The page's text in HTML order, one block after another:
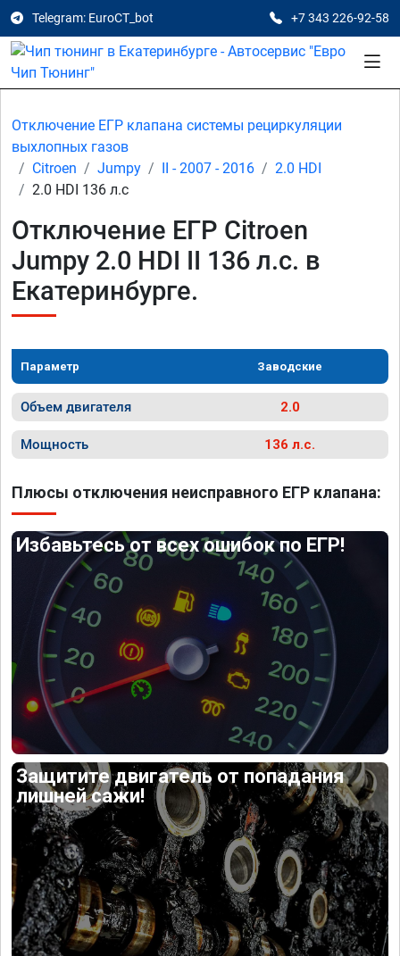
Telegram: EuroCT_bot +7 343 226-92-58
Отключение ЕГР клапана системы рециркуляции
выхлопных газов
Citroen
Jumpy II - 2007 - 2016
2.0 HDI
2.0 HDI 136 л.с
Отключение ЕГР Citroen
Jumpy 2.0 HDI II 136 л.с. в
Екатеринбурге.
Параметр Заводские
Объем двигателя 2.0
Мощность 136 л.с.
Плюсы отключения неисправного ЕГР клапана:
Избавьтесь от всех ошибок по ЕГР!
Защитите двигатель от попадания
лишней сажи!